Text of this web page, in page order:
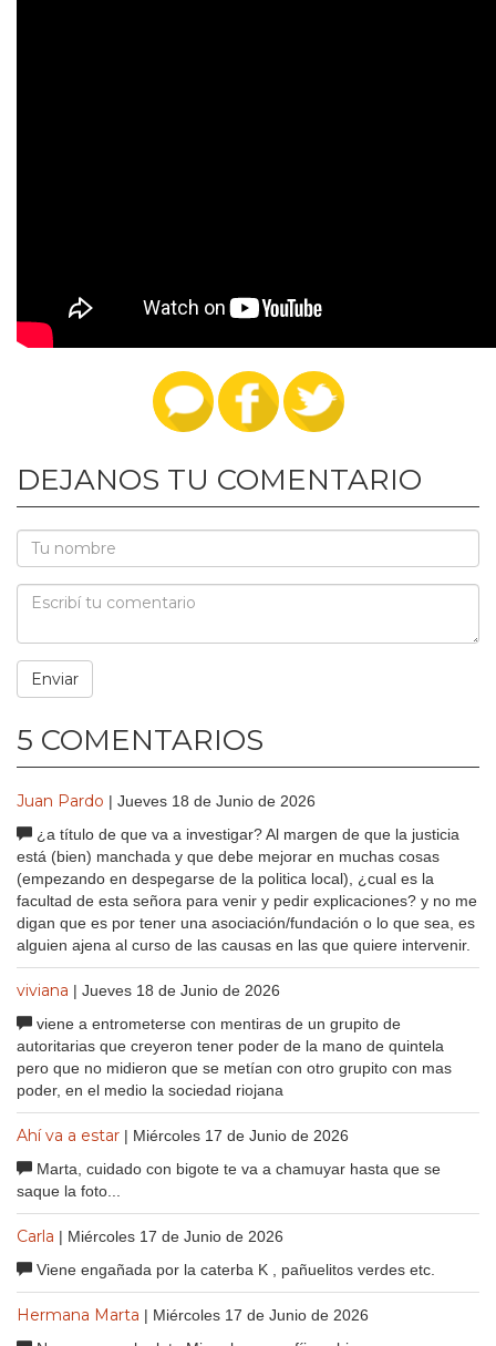
DEJANOS TU COMENTARIO
5 COMENTARIOS
Juan Pardo | Jueves 18 de Junio de 2026
¿a título de que va a investigar? Al margen de que la justicia
está (bien) manchada y que debe mejorar en muchas cosas
(empezando en despegarse de la politica local), ¿cual es la
facultad de esta señora para venir y pedir explicaciones? y no me
digan que es por tener una asociación/fundación o lo que sea, es
alguien ajena al curso de las causas en las que quiere intervenir.
viviana | Jueves 18 de Junio de 2026
viene a entrometerse con mentiras de un grupito de
autoritarias que creyeron tener poder de la mano de quintela
pero que no midieron que se metían con otro grupito con mas
poder, en el medio la sociedad riojana
Ahí va a estar | Miércoles 17 de Junio de 2026
Marta, cuidado con bigote te va a chamuyar hasta que se
saque la foto...
Carla | Miércoles 17 de Junio de 2026
Viene engañada por la caterba K , pañuelitos verdes etc.
Hermana Marta | Miércoles 17 de Junio de 2026